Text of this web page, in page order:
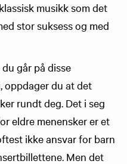
musikk som det
stor suksess og med
går på disse
oppdager du at det
rundt deg. Det i seg
eldre menensker er et
ikke ansvar for barn
Men det